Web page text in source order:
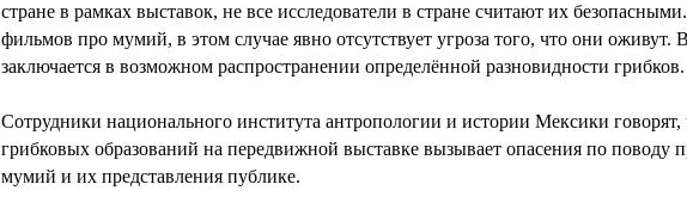
стране в рамках выставок, не все исследователи в стране считают их
фильмов про мумий, в этом случае явно отсутствует угроза того, что они оживут.
заключается в возможном распространении определённой разновидности грибков.
Сотрудники национального института антропологии и истории Мексики говорят,
грибковых образований на передвижной выставке вызывает опасения по поводу
мумий и их представления публике.